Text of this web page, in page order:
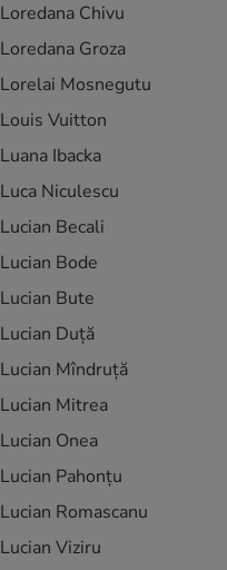
Loredana Chivu
Loredana Groza
Lorelai Mosnegutu
Louis Vuitton
Luana Ibacka
Luca Niculescu
Lucian Becali
Lucian Bode
Lucian Bute
Lucian Duță
Lucian Mîndruță
Lucian Mitrea
Lucian Onea
Lucian Pahonțu
Lucian Romascanu
Lucian Viziru